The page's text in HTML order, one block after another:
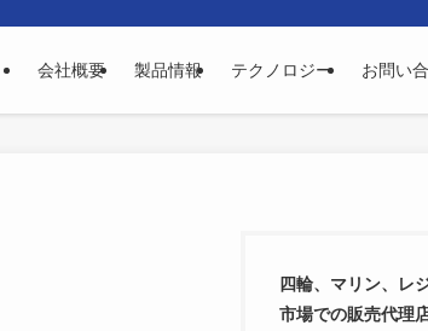
会社概要 製品情報 テクノロジー お問い
四輪、マリン、レ
市場での販売代理